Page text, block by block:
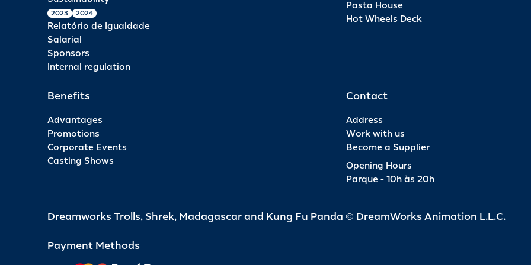
2023 2024
Relatório de Igualdade
Salarial
Sponsors
Internal regulation
Pasta House
Hot Wheels Deck
Benefits
Advantages
Promotions
Corporate Events
Casting Shows
Contact
Address
Work with us
Become a Supplier
Opening Hours
Parque - 10h às 20h
Dreamworks Trolls, Shrek, Madagascar and Kung Fu Panda © DreamWorks Animation L.L.C.
Payment Methods